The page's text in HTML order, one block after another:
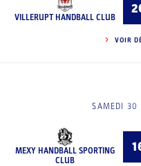
VILLERUPT HANDBALL CLUB
VOIR
SAMEDI 30
MEXY HANDBALL SPORTING
CLUB